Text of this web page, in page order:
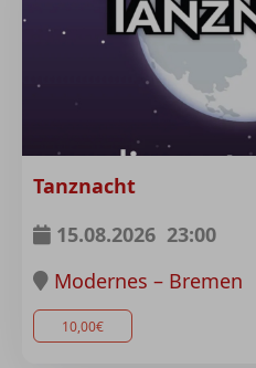
Tanznacht
15.08.2026 23:00
Modernes – Bremen
10,00€